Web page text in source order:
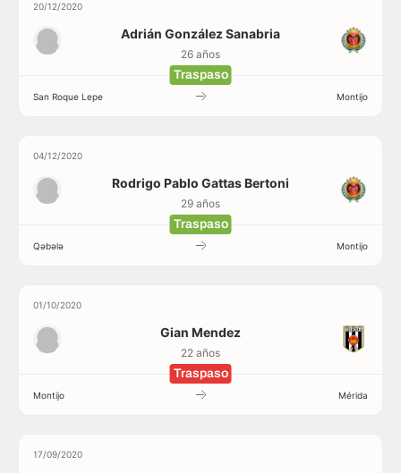
20/12/2020
Adrián González Sanabria
26 años
Traspaso
San Roque Lepe Montijo
04/12/2020
Rodrigo Pablo Gattas Bertoni
29 años
Traspaso
Qəbələ Montijo
01/10/2020
Gian Mendez
22 años
Traspaso
Montijo Mérida
17/09/2020